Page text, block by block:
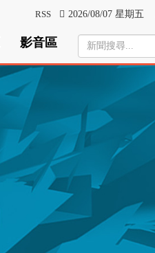
RSS 2026/08/07 星期五
影音區